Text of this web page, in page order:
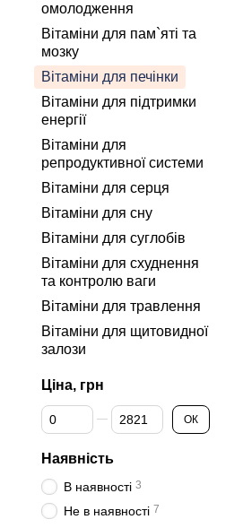
омолодження
Вітаміни для пам`яті та
мозку
Вітаміни для печінки
Вітаміни для підтримки
енергії
Вітаміни для
репродуктивної системи
Вітаміни для серця
Вітаміни для сну
Вітаміни для суглобів
Вітаміни для схуднення
та контролю ваги
Вітаміни для травлення
Вітаміни для щитовидної
залози
Ціна, грн
Від Ціна, грн
До Ціна, грн ОК
Наявність
В наявності 3
Не в наявності 7